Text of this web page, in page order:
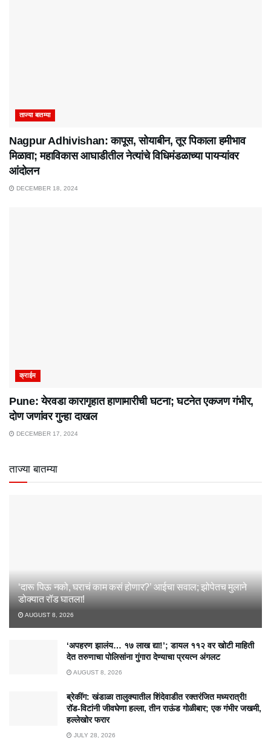
ताज्या बातम्या
Nagpur Adhivishan: कापूस, सोयाबीन, तूर पिकाला हमीभाव
मिळावा; महाविकास आघाडीतील नेत्यांचे विधिमंडळाच्या पायऱ्यांवर
आंदोलन
DECEMBER 18, 2024
क्राईम
Pune: येरवडा कारागृहात हाणामारीची घटना; घटनेत एकजण गंभीर,
दोण जणांवर गुन्हा दाखल
DECEMBER 17, 2024
ताज्या बातम्या
‘दारू पिऊ नको, घराचं काम कसं होणार?’ आईचा सवाल; झोपेतच मुलाने
डोक्यात रॉड घातला!
AUGUST 8, 2026
‘अपहरण झालंय… १७ लाख द्या!’; डायल ११२ वर खोटी माहिती
देत तरुणाचा पोलिसांना गुंगारा देण्याचा प्रयत्न अंगलट
AUGUST 8, 2026
ब्रेकींग: खंडाळा तालुक्यातील शिंदेवाडीत रक्तरंजित मध्यरात्री!
रॉड-विटांनी जीवघेणा हल्ला, तीन राऊंड गोळीबार; एक गंभीर जखमी,
हल्लेखोर फरार
JULY 28, 2026